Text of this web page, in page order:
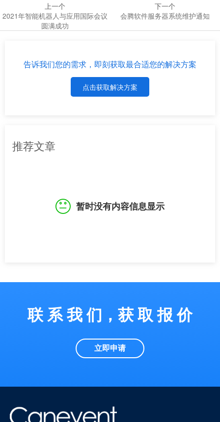
上一个
2021年智能机器人与应用国际会议
圆满成功
下一个
会腾软件服务器系统维护通知
告诉我们您的需求，即刻获取最合适您的解决方案
点击获取解决方案
推荐文章
暂时没有内容信息显示
联 系 我 们，获 取 报 价
立即申请